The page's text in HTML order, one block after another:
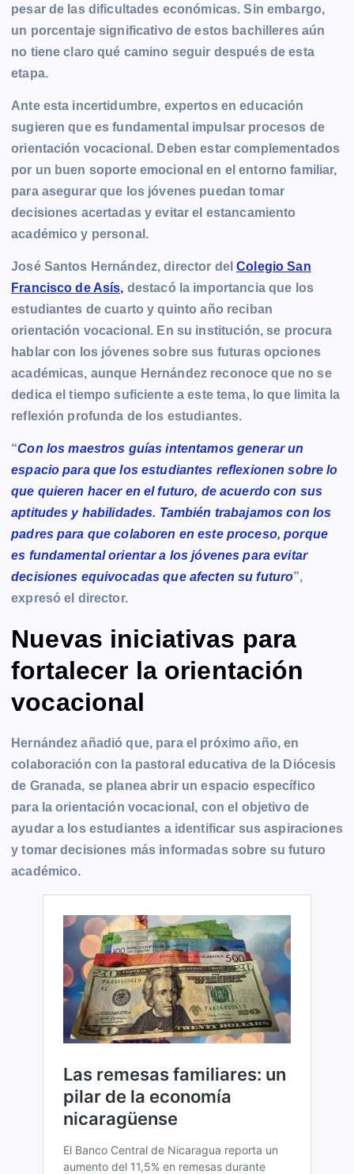
o
o
k
n
g
e
A
p
p
i
n
k
r
a
m
e
r
pesar de las dificultades económicas. Sin embargo,
un porcentaje significativo de estos bachilleres aún
no tiene claro qué camino seguir después de esta
etapa.
Ante esta incertidumbre, expertos en educación
sugieren que es fundamental impulsar procesos de
orientación vocacional. Deben estar complementados
por un buen soporte emocional en el entorno familiar,
para asegurar que los jóvenes puedan tomar
decisiones acertadas y evitar el estancamiento
académico y personal.
José Santos Hernández, director delColegio San
Francisco de Asís, destacó la importancia que los
estudiantes de cuarto y quinto año reciban
orientación vocacional. En su institución, se procura
hablar con los jóvenes sobre sus futuras opciones
académicas, aunque Hernández reconoce que no se
dedica el tiempo suficiente a este tema, lo que limita la
reflexión profunda de los estudiantes.
“Con los maestros guías intentamos generar un
espacio para que los estudiantes reflexionen sobre lo
que quieren hacer en el futuro, de acuerdo con sus
aptitudes y habilidades. También trabajamos con los
padres para que colaboren en este proceso, porque
es fundamental orientar a los jóvenes para evitar
decisiones equivocadas que afecten su futuro”,
expresó el director.
Nuevas iniciativas para
fortalecer la orientación
vocacional
Hernández añadió que, para el próximo año, en
colaboración con la pastoral educativa de la Diócesis
de Granada, se planea abrir un espacio específico
para la orientación vocacional, con el objetivo de
ayudar a los estudiantes a identificar sus aspiraciones
y tomar decisiones más informadas sobre su futuro
académico.